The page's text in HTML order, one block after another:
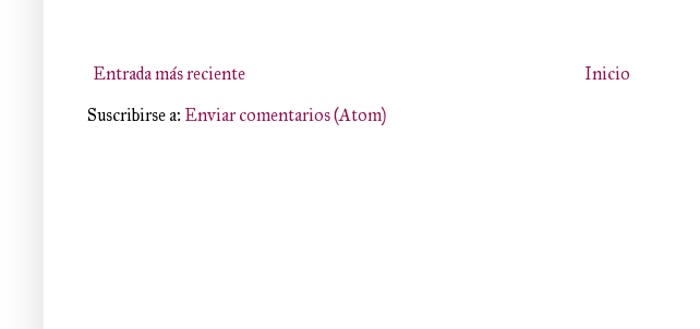
Entrada más reciente
Inicio
Suscribirse a: Enviar comentarios (Atom)